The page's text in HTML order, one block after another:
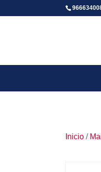
Inicio /